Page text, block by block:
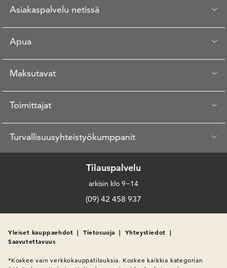
Asiakaspalvelu netissä
Apua
Maksutavat
Toimittajat
Turvallisuusyhteistyökumppanit
Tilauspalvelu
arkisin klo 9−14
(09) 42 458 937
Yleiset kauppaehdot | Tietosuoja | Yhteystiedot |
Saavutettavuus
*Koskee vain verkkokauppatilauksia. Koskee kaikkia kategorian